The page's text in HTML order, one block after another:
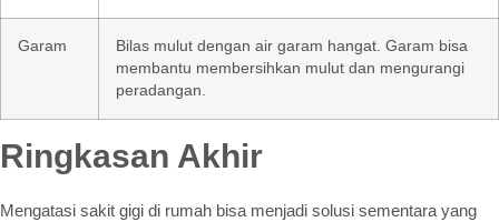
Garam
Bilas mulut dengan air garam hangat. Garam bisa
membantu membersihkan mulut dan mengurangi
peradangan.
Ringkasan Akhir
Mengatasi sakit gigi di rumah bisa menjadi solusi sementara yang